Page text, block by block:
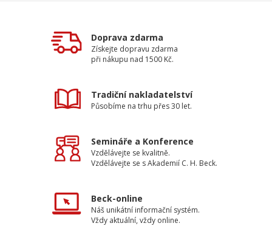
Doprava zdarma
Získejte dopravu zdarma
při nákupu nad 1500 Kč.
Tradiční nakladatelství
Působíme na trhu přes 30 let.
Semináře a Konference
Vzdělávejte se kvalitně.
Vzdělávejte se s Akademií C. H. Beck.
Beck-online
Náš unikátní informační systém.
Vždy aktuální, vždy online.